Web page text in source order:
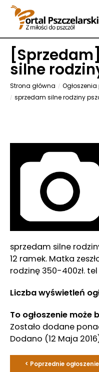
[Sprzedam
silne
Strona główna
sprzedam silne rodziny
sprzedam silne
12 ramek. Matka
rodzinę 350-400zł.
Liczba wyświetleń
To ogłoszenie może
Zostało dodane
Dodano (12 Maja
< Poprzednie ogłoszenie